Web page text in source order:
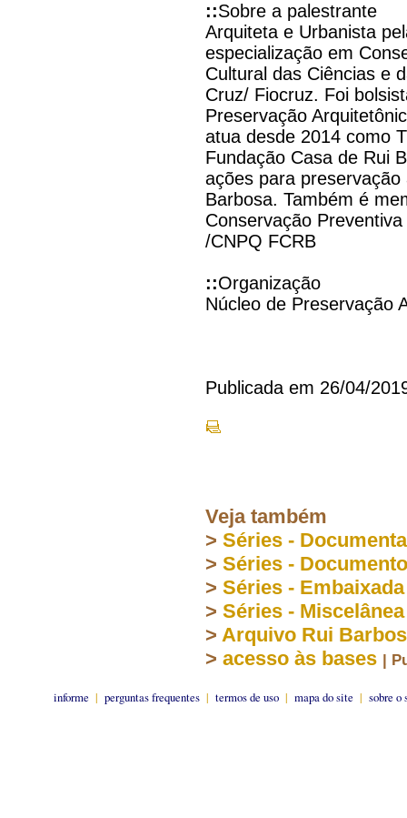
::Sobre a palestrante
Arquiteta e Urbanista
especialização em
Cultural das Ciências e
Cruz/ Fiocruz. Foi
Preservação
atua desde 2014 como
Fundação Casa de Rui
ações para
Barbosa. Também é
Conservação
/CNPQ FCRB
::Organização
Núcleo de Preservação
Publicada em 26/04/
Veja também
> Séries -
> Séries -
> Séries -
> Séries - Miscelânea
> Arquivo Rui
> acesso às bases |
informe | perguntas frequentes | termos de uso | mapa do site | sobre o